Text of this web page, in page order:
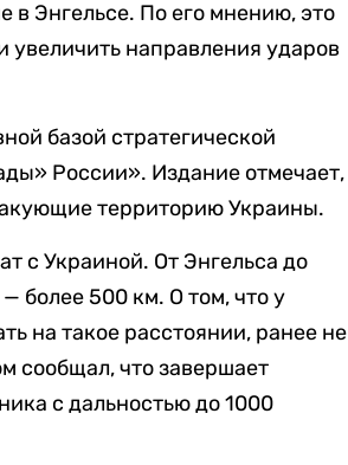
в Энгельсе. По его мнению, это
увеличить направления ударов
базой стратегической
России». Издание отмечает,
территорию Украины.
с Украиной. От Энгельса до
более 500 км. О том, что у
на такое расстоянии, ранее не
сообщал, что завершает
с дальностью до 1000